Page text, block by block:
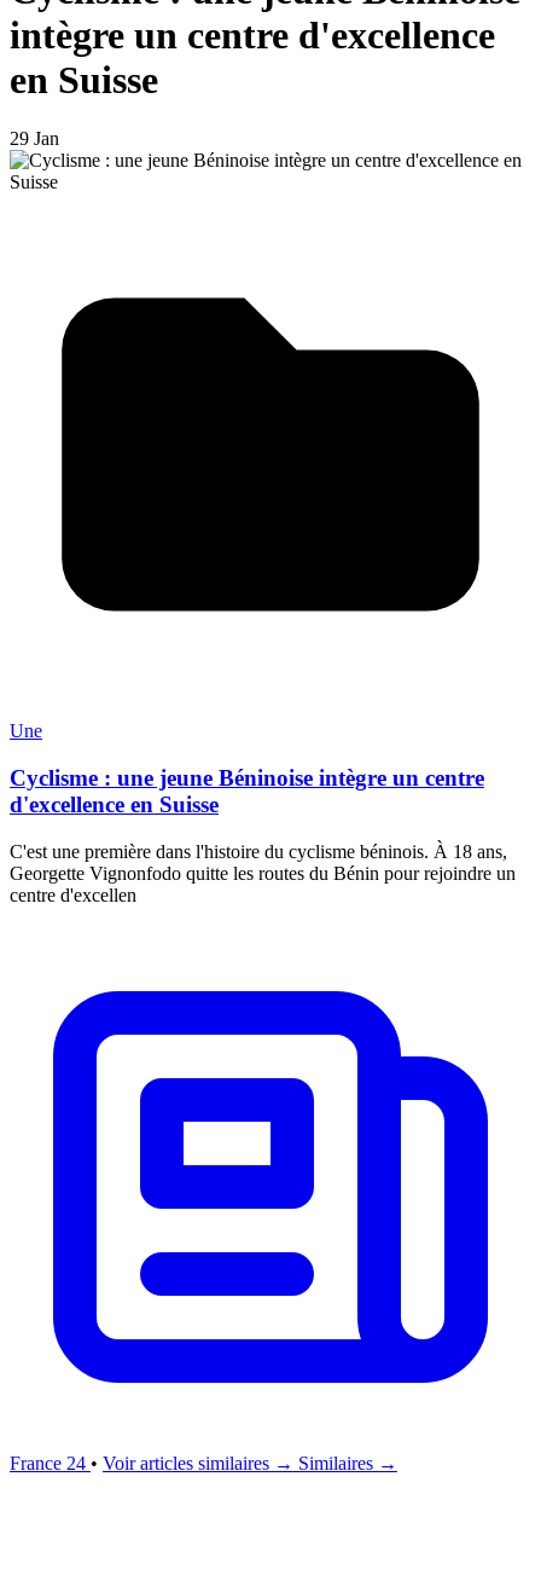
intègre un centre d'excellence
en Suisse
29 Jan
Une
Cyclisme : une jeune Béninoise intègre un centre
d'excellence en Suisse
C'est une première dans l'histoire du cyclisme béninois. À 18 ans,
Georgette Vignonfodo quitte les routes du Bénin pour rejoindre un
centre d'excellen
France 24 • Voir articles similaires → Similaires →